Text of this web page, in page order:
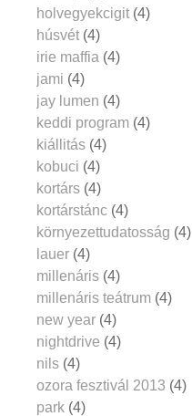
holvegyekcigit (4)
húsvét (4)
irie maffia (4)
jami (4)
jay lumen (4)
keddi program (4)
kiállitás (4)
kobuci (4)
kortárs (4)
kortárstánc (4)
környezettudatosság (4)
lauer (4)
millenáris (4)
millenáris teátrum (4)
new year (4)
nightdrive (4)
nils (4)
ozora fesztivál 2013 (4)
park (4)